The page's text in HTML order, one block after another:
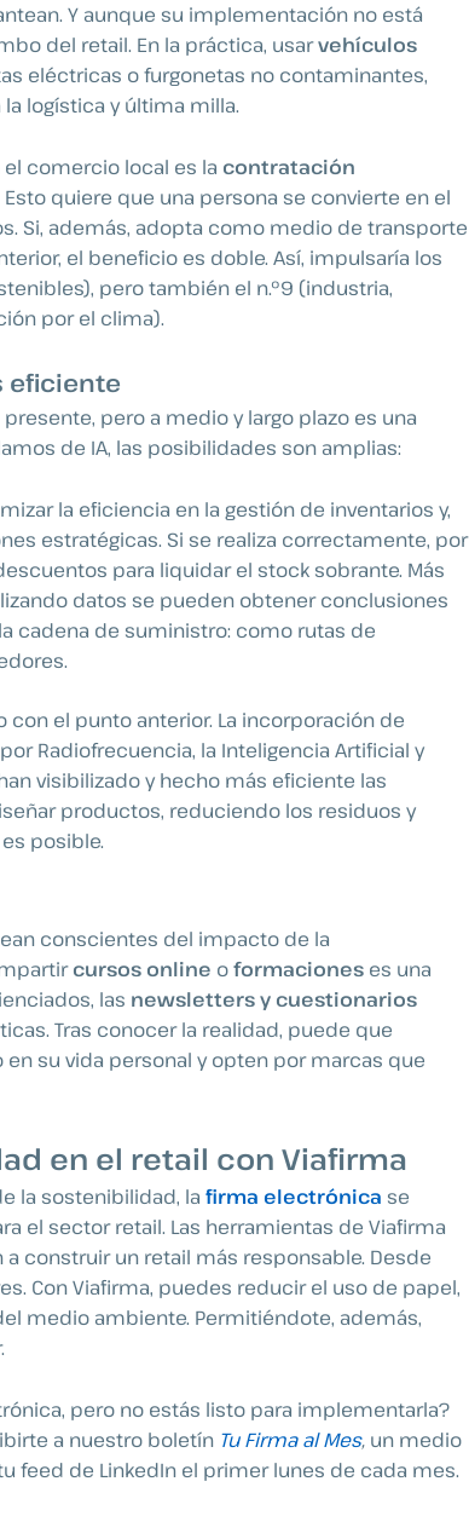
Y aunque su implementación no está
del retail. En la práctica, usarvehículos
eléctricas o furgonetas no contaminantes,
logística y última milla.
comercio local es la contratación
Esto quiere que una persona se convierte en el
Si, además, adopta como medio de transporte
el beneficio es doble. Así, impulsaría los
pero también el n.º9 (industria,
por el clima).
eficiente
pero a medio y largo plazo es una
de IA, las posibilidades son amplias:
la eficiencia en la gestión de inventarios y,
estratégicas. Si se realiza correctamente, por
para liquidar el stock sobrante. Más
datos se pueden obtener conclusiones
cadena de suministro: como rutas de
con el punto anterior. La incorporación de
Radiofrecuencia, la Inteligencia Artificial y
visibilizado y hecho más eficiente las
productos, reduciendo los residuos y
posible.
conscientes del impacto de la
cursos online oformaciones es una
las newsletters y cuestionarios
Tras conocer la realidad, puede que
su vida personal y opten por marcas que
en el retail con Viafirma
la sostenibilidad, la firma electrónica se
el sector retail. Las herramientas de Viafirma
construir un retail más responsable. Desde
Con Viafirma, puedes reducir el uso de papel,
medio ambiente. Permitiéndote, además,
pero no estás listo para implementarla?
a nuestro boletín Tu Firma al Mes, un medio
feed de LinkedIn el primer lunes de cada mes.